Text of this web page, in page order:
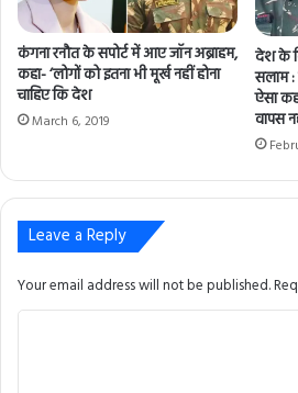
कंगना रनौत के सपोर्ट में आए जॉन अब्राहम,
कहा- ‘लोगों को इतना भी मूर्ख नहीं होना
चाहिए कि देश
March 6, 2019
देश के
सलाम :
ऐसा
वापस
Leave a Reply
Your email address will not be published.